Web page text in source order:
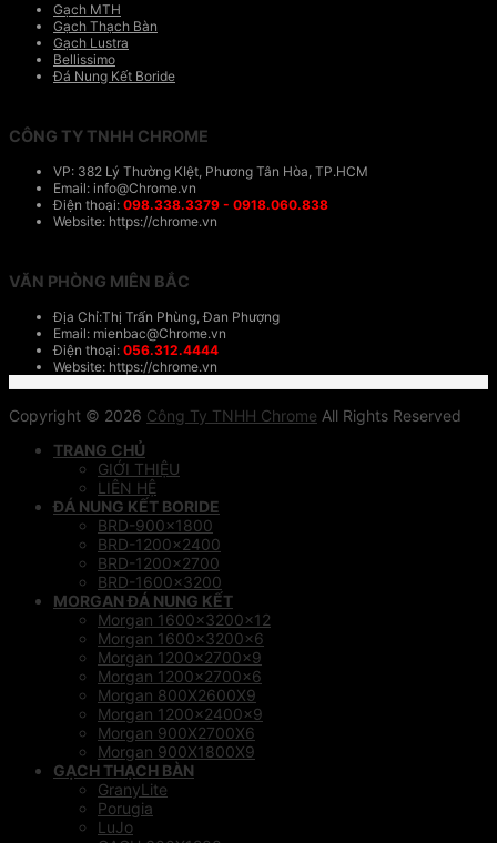
Gạch MTH
Gạch Thạch Bàn
Gạch Lustra
Bellissimo
Đá Nung Kết Boride
CÔNG TY TNHH CHROME
VP: 382 Lý Thường KIệt, Phương Tân Hòa, TP.HCM
Email: info@Chrome.vn
Điện thoại: 098.338.3379 - 0918.060.838
Website: https://chrome.vn
VĂN PHÒNG MIÊN BẮC
Địa Chỉ:Thị Trấn Phùng, Đan Phượng
Email: mienbac@Chrome.vn
Điện thoại: 056.312.4444
Website: https://chrome.vn
Copyright © 2026 Công Ty TNHH Chrome All Rights Reserved
TRANG CHỦ
GIỚI THIỆU
LIÊN HỆ
ĐÁ NUNG KẾT BORIDE
BRD-900×1800
BRD-1200×2400
BRD-1200×2700
BRD-1600×3200
MORGAN ĐÁ NUNG KẾT
Morgan 1600x3200x12
Morgan 1600x3200x6
Morgan 1200x2700x9
Morgan 1200x2700x6
Morgan 800X2600X9
Morgan 1200x2400x9
Morgan 900X2700X6
Morgan 900X1800X9
GẠCH THẠCH BÀN
GranyLite
Porugia
LuJo